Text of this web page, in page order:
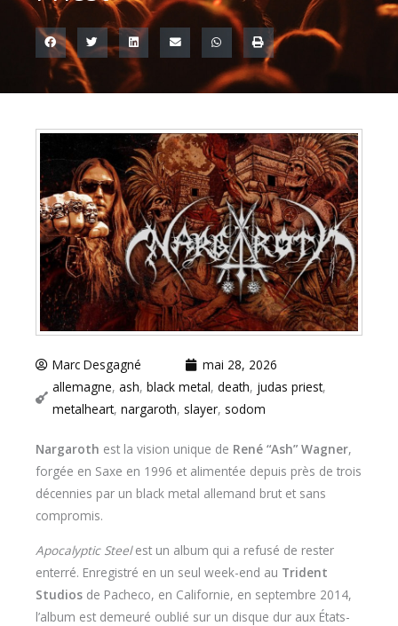
Marc Desgagné
mai 28, 2026
allemagne, ash, black metal, death, judas priest,
metalheart, nargaroth, slayer, sodom
Nargaroth est la vision unique de René “Ash” Wagner,
forgée en Saxe en 1996 et alimentée depuis près de trois
décennies par un black metal allemand brut et sans
compromis.
Apocalyptic Steelest un album qui a refusé de rester
enterré. Enregistré en un seul week-end au Trident
Studios de Pacheco, en Californie, en septembre 2014,
l’album est demeuré oublié sur un disque dur aux États-